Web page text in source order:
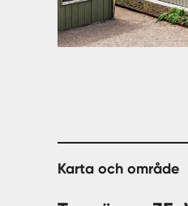
Karta och område